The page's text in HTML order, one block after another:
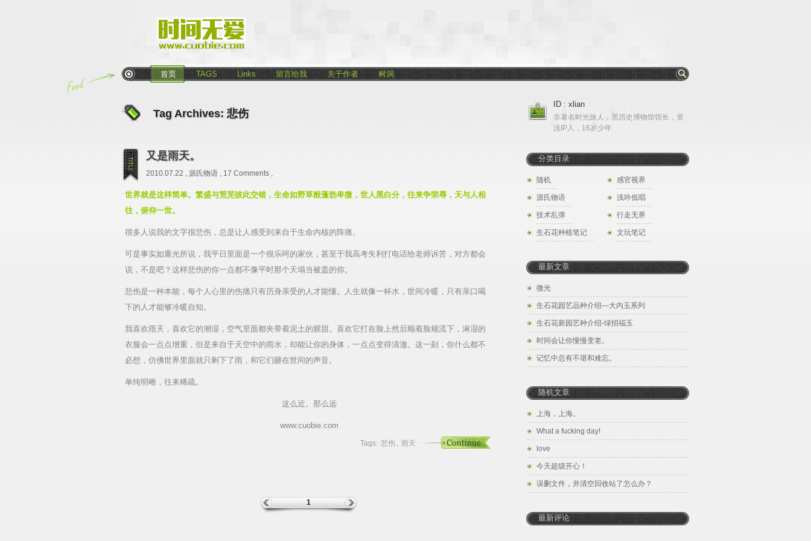
首页 TAGS Links 留言给我 关于作者 树洞
Tag Archives: 悲伤
又是雨天。
2010.07.22 , 源氏物语 , 17 Comments ,
世界就是这样简单。繁盛与荒芜彼此交错，生命如野草般蓬勃卑微，世人黑白分，往来争荣辱，天与人相
往，俯仰一世。
很多人说我的文字很悲伤，总是让人感受到来自于生命内核的阵痛。
可是事实如重光所说，我平日里面是一个很乐呵的家伙，甚至于我高考失利打电话给老师诉苦，对方都会
说，不是吧？这样悲伤的你一点都不像平时那个天塌当被盖的你。
悲伤是一种本能，每个人心里的伤痛只有历身亲受的人才能懂。人生就像一杯水，世间冷暖，只有亲口喝
下的人才能够冷暖自知。
我喜欢雨天，喜欢它的潮湿，空气里面都夹带着泥土的腥甜。喜欢它打在脸上然后顺着脸颊流下，淋湿的
衣服会一点点增重，但是来自于天空中的雨水，却能让你的身体，一点点变得清澈。这一刻，你什么都不
必想，仿佛世界里面就只剩下了雨，和它们砸在世间的声音。
单纯明晰，往来稀疏。
这么近。那么远
www.cuobie.com
Tags: 悲伤 , 雨天
1
ID : xlian
非著名时光旅人，黑历史博物馆馆长，资
浅IP人，16岁少年
分类目录
随机 感官视界
源氏物语 浅吟低唱
技术乱弹 行走无界
生石花种植笔记 文玩笔记
最新文章
微光
生石花园艺品种介绍—大内玉系列
生石花新园艺种介绍-绿招福玉
时间会让你慢慢变老。
记忆中总有不堪和难忘。
随机文章
上海，上海。
What a fucking day!
love
今天超级开心！
误删文件，并清空回收站了怎么办？
最新评论